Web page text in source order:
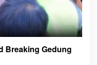
Breaking Gedung